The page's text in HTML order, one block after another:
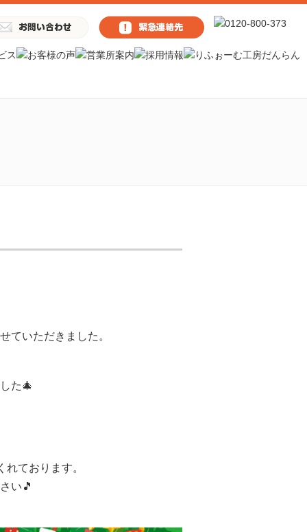
ていただきました。
た🎄
ております。
い🎵